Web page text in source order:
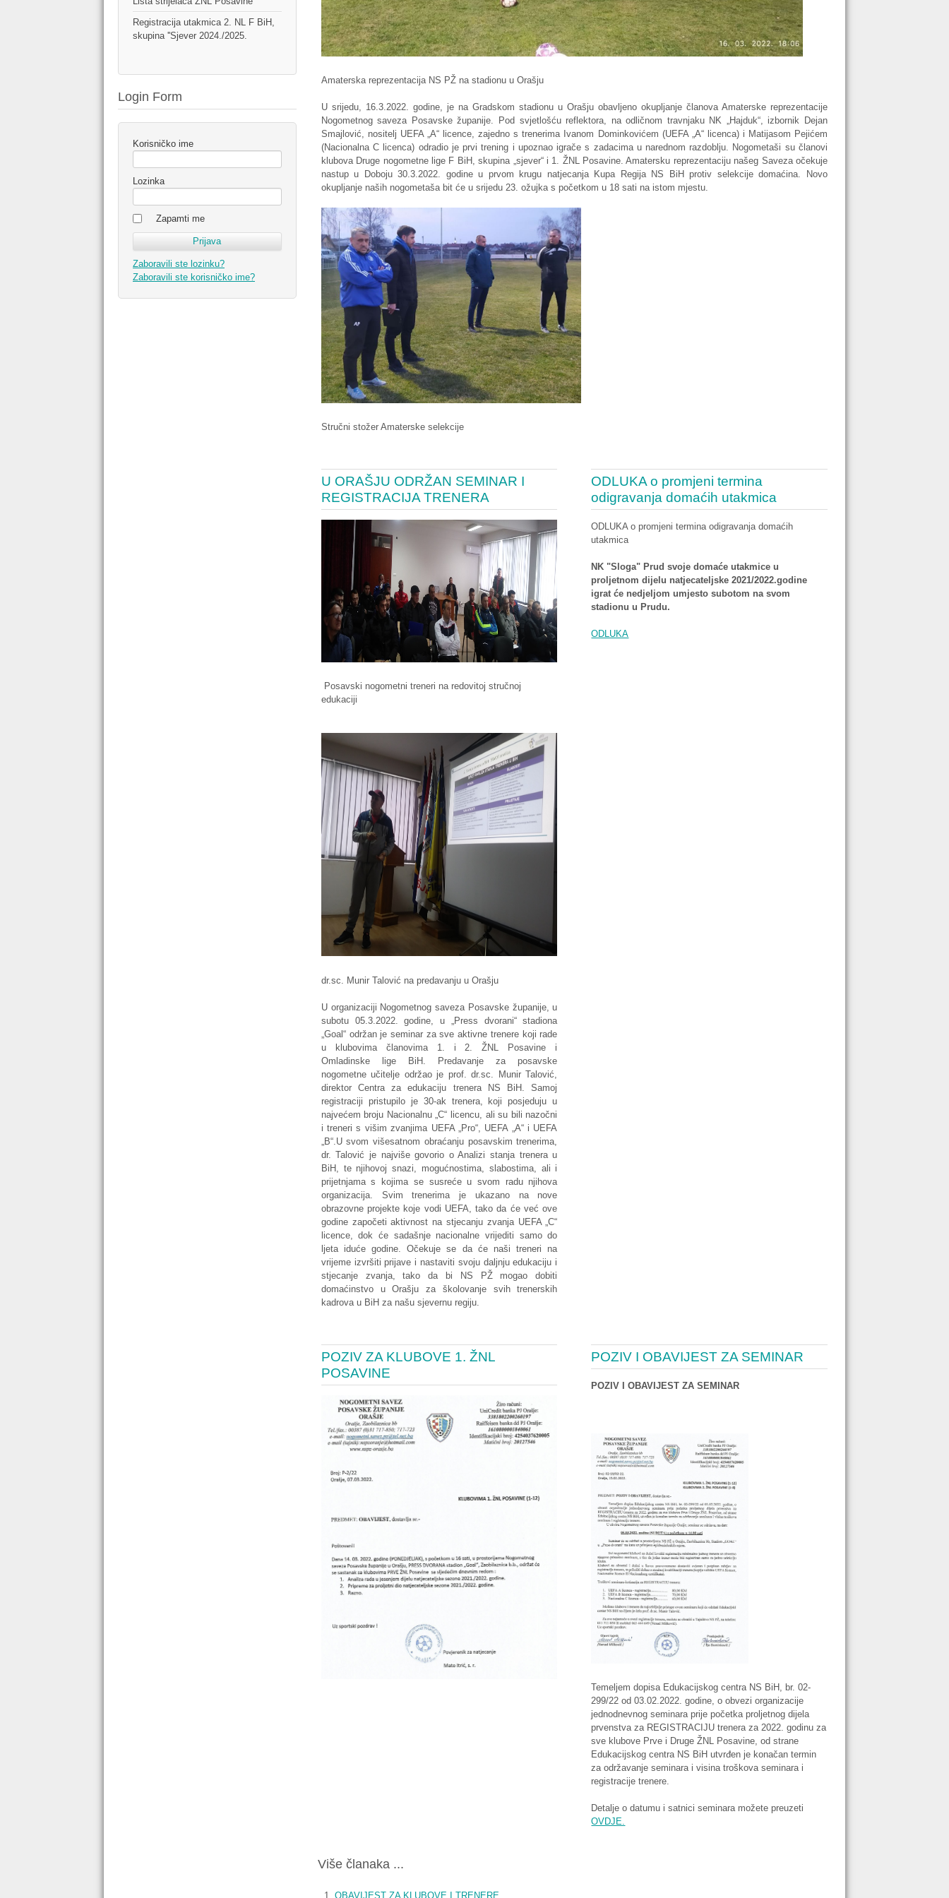
Registracija utakmica 2. NL F BiH,
skupina ''Sjever 2024./2025.
Login Form
Korisničko ime
Lozinka
Zapamti me
Zaboravili ste lozinku?
Zaboravili ste korisničko ime?
Amaterska reprezentacija NS PŽ na stadionu u Orašju
U srijedu, 16.3.2022. godine, je na Gradskom stadionu u Orašju obavljeno okupljanje članova Amaterske reprezentacije
Nogometnog saveza Posavske županije. Pod svjetlošću reflektora, na odličnom travnjaku NK „Hajduk“, izbornik Dejan
Smajlović, nositelj UEFA „A“ licence, zajedno s trenerima Ivanom Dominkovićem (UEFA „A“ licenca) i Matijasom Pejićem
(Nacionalna C licenca) odradio je prvi trening i upoznao igrače s zadacima u narednom razdoblju. Nogometaši su članovi
klubova Druge nogometne lige F BiH, skupina „sjever“ i 1. ŽNL Posavine. Amatersku reprezentaciju našeg Saveza očekuje
nastup u Doboju 30.3.2022. godine u prvom krugu natjecanja Kupa Regija NS BiH protiv selekcije domaćina. Novo
okupljanje naših nogometaša bit će u srijedu 23. ožujka s početkom u 18 sati na istom mjestu.
Stručni stožer Amaterske selekcije
U ORAŠJU ODRŽAN SEMINAR I
REGISTRACIJA TRENERA
Posavski nogometni treneri na redovitoj stručnoj
edukaciji
dr.sc. Munir Talović na predavanju u Orašju
U organizaciji Nogometnog saveza Posavske županije, u
subotu 05.3.2022. godine, u „Press dvorani“ stadiona
„Goal“ održan je seminar za sve aktivne trenere koji rade
u klubovima članovima 1. i 2. ŽNL Posavine i
Omladinske lige BiH. Predavanje za posavske
nogometne učitelje održao je prof. dr.sc. Munir Talović,
direktor Centra za edukaciju trenera NS BiH. Samoj
registraciji pristupilo je 30-ak trenera, koji posjeduju u
najvećem broju Nacionalnu „C“ licencu, ali su bili nazočni
i treneri s višim zvanjima UEFA „Pro“, UEFA „A“ i UEFA
„B“.U svom višesatnom obraćanju posavskim trenerima,
dr. Talović je najviše govorio o Analizi stanja trenera u
BiH, te njihovoj snazi, mogućnostima, slabostima, ali i
prijetnjama s kojima se susreće u svom radu njihova
organizacija. Svim trenerima je ukazano na nove
obrazovne projekte koje vodi UEFA, tako da će već ove
godine započeti aktivnost na stjecanju zvanja UEFA „C“
licence, dok će sadašnje nacionalne vrijediti samo do
ljeta iduće godine. Očekuje se da će naši treneri na
vrijeme izvršiti prijave i nastaviti svoju daljnju edukaciju i
stjecanje zvanja, tako da bi NS PŽ mogao dobiti
domaćinstvo u Orašju za školovanje svih trenerskih
kadrova u BiH za našu sjevernu regiju.
ODLUKA o promjeni termina
odigravanja domaćih utakmica
ODLUKA o promjeni termina odigravanja domaćih
utakmica
NK "Sloga" Prud svoje domaće utakmice u
proljetnom dijelu natjecateljske 2021/2022.godine
igrat će nedjeljom umjesto subotom na svom
stadionu u Prudu.
ODLUKA
POZIV ZA KLUBOVE 1. ŽNL
POSAVINE
POZIV I OBAVIJEST ZA SEMINAR
POZIV I OBAVIJEST ZA SEMINAR
Temeljem dopisa Edukacijskog centra NS BiH, br. 02-
299/22 od 03.02.2022. godine, o obvezi organizacije
jednodnevnog seminara prije početka proljetnog dijela
prvenstva za REGISTRACIJU trenera za 2022. godinu za
sve klubove Prve i Druge ŽNL Posavine, od strane
Edukacijskog centra NS BiH utvrđen je konačan termin
za održavanje seminara i visina troškova seminara i
registracije trenere.
Detalje o datumu i satnici seminara možete preuzeti
OVDJE.
Više članaka ...
OBAVIJEST ZA KLUBOVE I TRENERE